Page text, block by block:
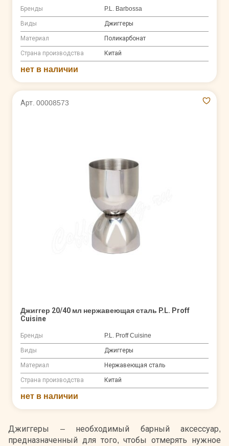
Джиггеры – необходимый барный аксессуар,
предназначенный для того, чтобы отмерять нужное
Бренды P.L. Barbossa
Виды Джиггеры
Материал Поликарбонат
Страна производства Китай
нет в наличии
Арт. 00008573
Джиггер 20/40 мл нержавеющая сталь P.L. Proff
Cuisine
Бренды P.L. Proff Cuisine
Виды Джиггеры
Материал Нержавеющая сталь
Страна производства Китай
нет в наличии